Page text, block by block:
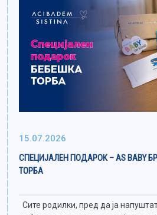
15.07.2026
СПЕЦИЈАЛЕН ПОДАРОК – AS BABY
ТОРБА
Сите родилки, пред да ја